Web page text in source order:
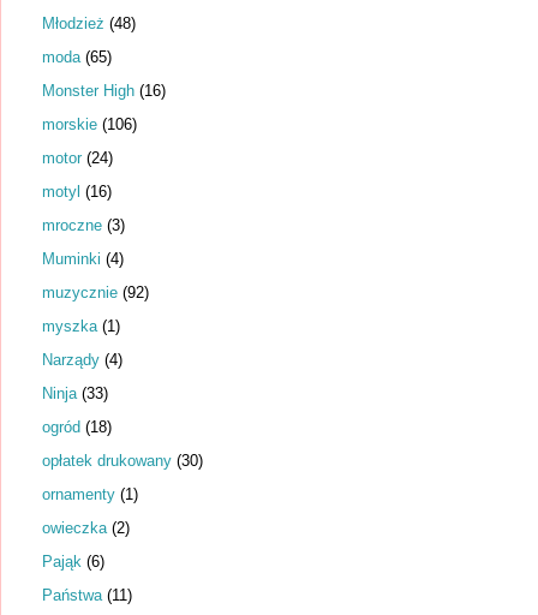
Młodzież (48)
moda (65)
Monster High (16)
morskie (106)
motor (24)
motyl (16)
mroczne (3)
Muminki (4)
muzycznie (92)
myszka (1)
Narządy (4)
Ninja (33)
ogród (18)
opłatek drukowany (30)
ornamenty (1)
owieczka (2)
Pająk (6)
Państwa (11)